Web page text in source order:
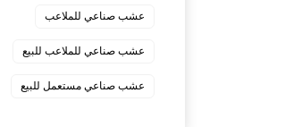
عشب صناعي للملاعب
عشب صناعي للملاعب للبيع
عشب صناعي مستعمل للبيع